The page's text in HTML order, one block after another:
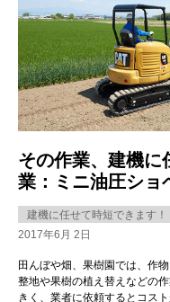
その作業、建機に
業：ミニ油圧ショ
建機に任せて時短できます！
2017年6月 2日
田んぼや畑、果樹園では、作
整地や果樹の植え替えなどの
きく、業者に依頼するとコス